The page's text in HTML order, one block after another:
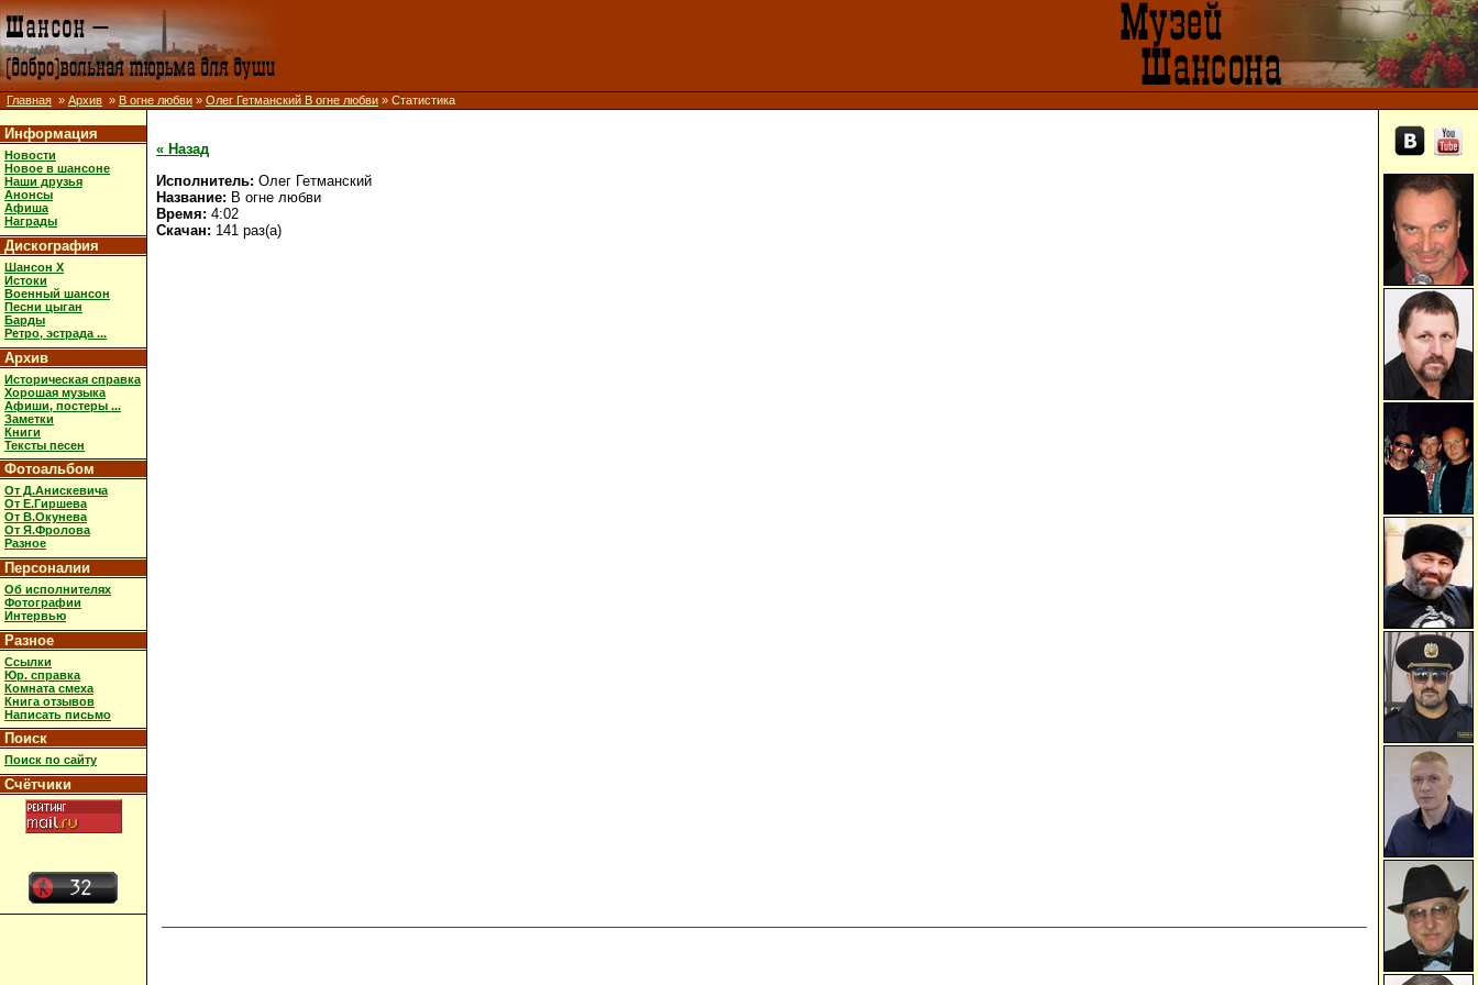
Главная » Архив » В огне любви » Олег Гетманский В огне любви » Статистика
Информация
Новости
Новое в шансоне
Наши друзья
Анонсы
Афиша
Награды
Дискография
Шансон X
Истоки
Военный шансон
Песни цыган
Барды
Ретро, эстрада ...
Архив
Историческая справка
Хорошая музыка
Афиши, постеры ...
Заметки
Книги
Тексты песен
Фотоальбом
От Д.Анискевича
От Е.Гиршева
От В.Окунева
От Я.Фролова
Разное
Персоналии
Об исполнителях
Фотографии
Интервью
Разное
Ссылки
Юр. справка
Комната смеха
Книга отзывов
Написать письмо
Поиск
Поиск по сайту
Счётчики
« Назад
Исполнитель: Олег Гетманский
Название: В огне любви
Время: 4:02
Скачан: 141 раз(а)